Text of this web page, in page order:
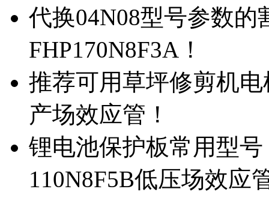
代换04N08型号参数
FHP170N8F3A！
推荐可用草坪修剪机电
产场效应管！
锂电池保护板常用型号
110N8F5B低压场效应